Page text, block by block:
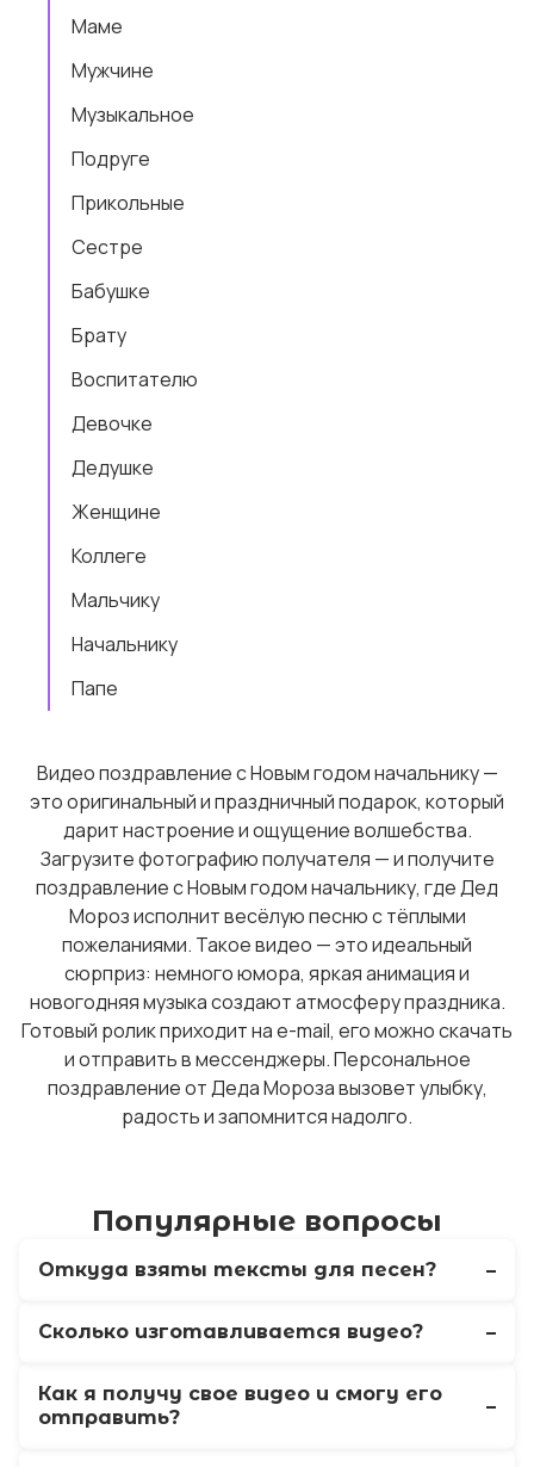
Маме
Мужчине
Музыкальное
Подруге
Прикольные
Сестре
Бабушке
Брату
Воспитателю
Девочке
Дедушке
Женщине
Коллеге
Мальчику
Начальнику
Папе
Видео поздравление с Новым годом начальнику —
это оригинальный и праздничный подарок, который
дарит настроение и ощущение волшебства.
Загрузите фотографию получателя — и получите
поздравление с Новым годом начальнику, где Дед
Мороз исполнит весёлую песню с тёплыми
пожеланиями. Такое видео — это идеальный
сюрприз: немного юмора, яркая анимация и
новогодняя музыка создают атмосферу праздника.
Готовый ролик приходит на e-mail, его можно скачать
и отправить в мессенджеры. Персональное
поздравление от Деда Мороза вызовет улыбку,
радость и запомнится надолго.
Популярные вопросы
Откуда взяты тексты для песен?
Сколько изготавливается видео?
Как я получу свое видео и смогу его
отправить?